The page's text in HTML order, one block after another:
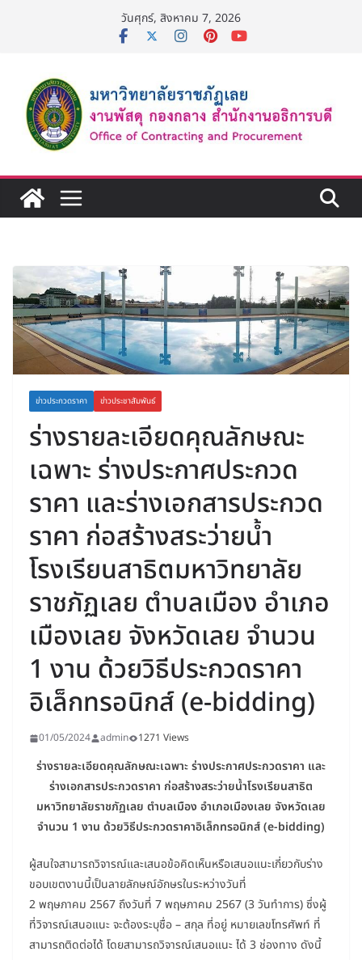
วันศุกร์, สิงหาคม 7, 2026
ข่าวประกวดราคา ข่าวประชาสัมพันธ์
ร่างรายละเอียดคุณลักษณะ
เฉพาะ ร่างประกาศประกวด
ราคา และร่างเอกสารประกวด
ราคา ก่อสร้างสระว่ายน้ำ
โรงเรียนสาธิตมหาวิทยาลัย
ราชภัฏเลย ตำบลเมือง อำเภอ
เมืองเลย จังหวัดเลย จำนวน
1 งาน ด้วยวิธีประกวดราคา
อิเล็กทรอนิกส์ (e-bidding)
01/05/2024 admin 1271 Views
ร่างรายละเอียดคุณลักษณะเฉพาะ ร่างประกาศประกวดราคา และ
ร่างเอกสารประกวดราคา ก่อสร้างสระว่ายน้ำโรงเรียนสาธิต
มหาวิทยาลัยราชภัฏเลย ตำบลเมือง อำเภอเมืองเลย จังหวัดเลย
จำนวน 1 งาน ด้วยวิธีประกวดราคาอิเล็กทรอนิกส์ (e-bidding)
ผู้สนใจสามารถวิจารณ์และเสนอข้อคิดเห็นหรือเสนอแนะเกี่ยวกับร่าง
ขอบเขตงานนี้เป็นลายลักษณ์อักษรในระหว่างวันที่
2 พฤษภาคม 2567 ถึงวันที่ 7 พฤษภาคม 2567 (3 วันทำการ) ซึ่งผู้
ที่วิจารณ์เสนอแนะ จะต้องระบุชื่อ – สกุล ที่อยู่ หมายเลขโทรศัพท์ ที่
สามารถติดต่อได้ โดยสามารถวิจารณ์เสนอแนะ ได้ 3 ช่องทาง ดังนี้